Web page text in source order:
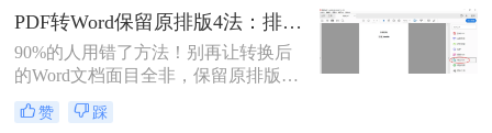
许多用户的刚需。那么pdf怎么转换成
word文档呢？本文将详细介绍五种常
用的PDF转Word方法，帮助您选择最
适合自己的解决方案。
PDF转Word保留原排版4法：排版优先模式、OCR选项和格式修复全流程！
90%的人用错了方法！别再让转换后
的Word文档面目全非，保留原排版的
秘密就在这里。“这表格怎么全乱
了？”、“字体全变了，我还得一个个
赞 踩